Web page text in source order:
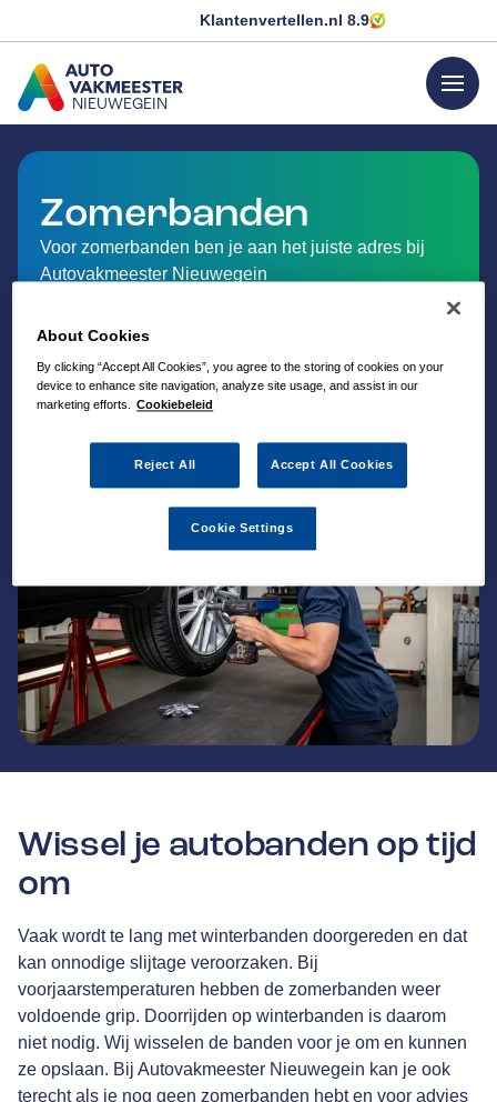
Klantenvertellen.nl 8.9
NIEUWEGEIN
GA NAAR DE HOMEPAGINA
menu
Zomerbanden
Voor zomerbanden ben je aan het juiste adres bij
Autovakmeester Nieuwegein
Wissel je autobanden op tijd
om
Vaak wordt te lang met winterbanden doorgereden en dat
kan onnodige slijtage veroorzaken. Bij
voorjaarstemperaturen hebben de zomerbanden weer
voldoende grip. Doorrijden op winterbanden is daarom
niet nodig. Wij wisselen de banden voor je om en kunnen
ze opslaan. Bij Autovakmeester Nieuwegein kan je ook
terecht als je nog geen zomerbanden hebt en voor advies
About Cookies
By clicking “Accept All Cookies”, you agree to the storing of cookies on your
device to enhance site navigation, analyze site usage, and assist in our
marketing efforts.
Cookiebeleid
Reject All Accept All Cookies
Cookie Settings